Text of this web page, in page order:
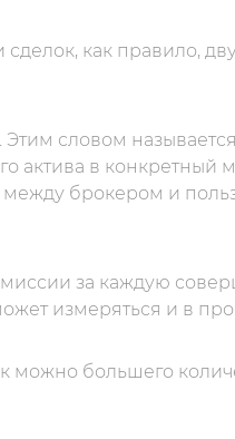
как правило,
словом
актива в конкретный
брокером и
за каждую
измеряться и в
можно большего